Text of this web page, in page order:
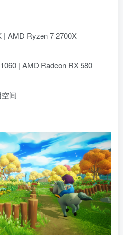
| AMD Ryzen 7 2700X
| AMD Radeon RX 580
间